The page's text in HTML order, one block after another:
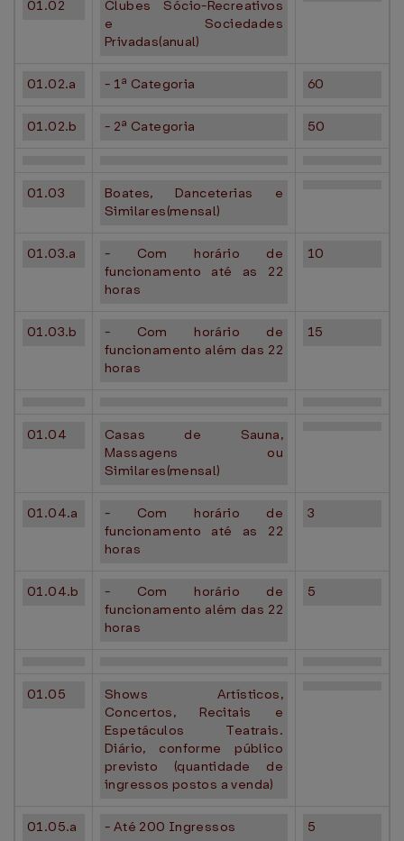
01.02
Clubes Sócio-Recreativos
e Sociedades
Privadas(anual)
01.02.a - 1ª Categoria 60
01.02.b - 2ª Categoria 50
01.03
Boates, Danceterias e
Similares(mensal)
01.03.a
- Com horário de
funcionamento até as 22
horas
10
01.03.b
- Com horário de
funcionamento além das 22
horas
15
01.04
Casas de Sauna,
Massagens ou
Similares(mensal)
01.04.a
- Com horário de
funcionamento até as 22
horas
3
01.04.b
- Com horário de
funcionamento além das 22
horas
5
01.05
Shows Artísticos,
Concertos, Recitais e
Espetáculos Teatrais.
Diário, conforme público
previsto (quantidade de
ingressos postos a venda)
01.05.a - Até 200 Ingressos 5